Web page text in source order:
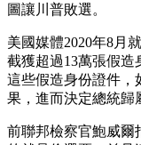
圖讓川普敗選。
美國媒體2020年8月
截獲超過13萬張假造
這些假造身份證件，
果，進而決定總統歸
前聯邦檢察官鮑威爾